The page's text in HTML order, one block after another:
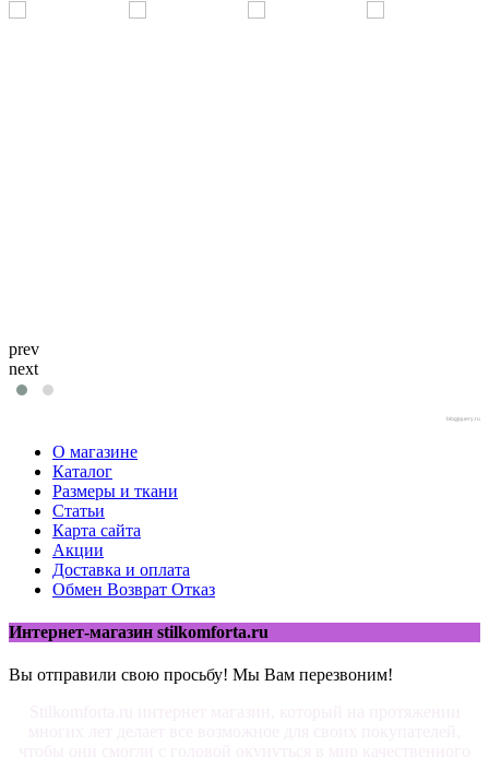
prev
next
blogjquery.ru
О магазине
Каталог
Размеры и ткани
Статьи
Карта сайта
Акции
Доставка и оплата
Обмен Возврат Отказ
Интернет-магазин stilkomforta.ru
Вы отправили свою просьбу! Мы Вам перезвоним!